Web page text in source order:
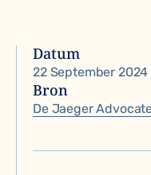
Datum
22 September 2024
Bron
De Jaeger